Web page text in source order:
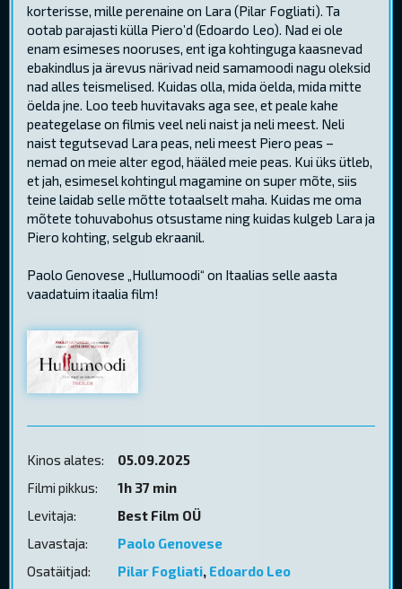
korterisse, mille perenaine on Lara (Pilar Fogliati). Ta
ootab parajasti külla Piero’d (Edoardo Leo). Nad ei ole
enam esimeses nooruses, ent iga kohtinguga kaasnevad
ebakindlus ja ärevus närivad neid samamoodi nagu oleksid
nad alles teismelised. Kuidas olla, mida öelda, mida mitte
öelda jne. Loo teeb huvitavaks aga see, et peale kahe
peategelase on filmis veel neli naist ja neli meest. Neli
naist tegutsevad Lara peas, neli meest Piero peas –
nemad on meie alter egod, hääled meie peas. Kui üks ütleb,
et jah, esimesel kohtingul magamine on super mõte, siis
teine laidab selle mõtte totaalselt maha. Kuidas me oma
mõtete tohuvabohus otsustame ning kuidas kulgeb Lara ja
Piero kohting, selgub ekraanil.
Paolo Genovese „Hullumoodi“ on Itaalias selle aasta
vaadatuim itaalia film!
Kinos alates:
05.09.2025
Filmi pikkus:
1h 37 min
Levitaja:
Best Film OÜ
Lavastaja:
Paolo Genovese
Osatäitjad:
Pilar Fogliati, Edoardo Leo